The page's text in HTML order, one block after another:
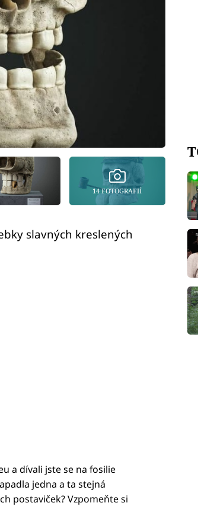
14 FOTOGRAFIÍ
slavných kreslených
a dívali jste se na fosilie
jedna a ta stejná
postaviček? Vzpomeňte si